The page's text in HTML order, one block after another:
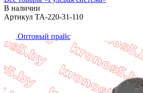
В наличии
Артикул TA-220-31-110
Оптовый прайс